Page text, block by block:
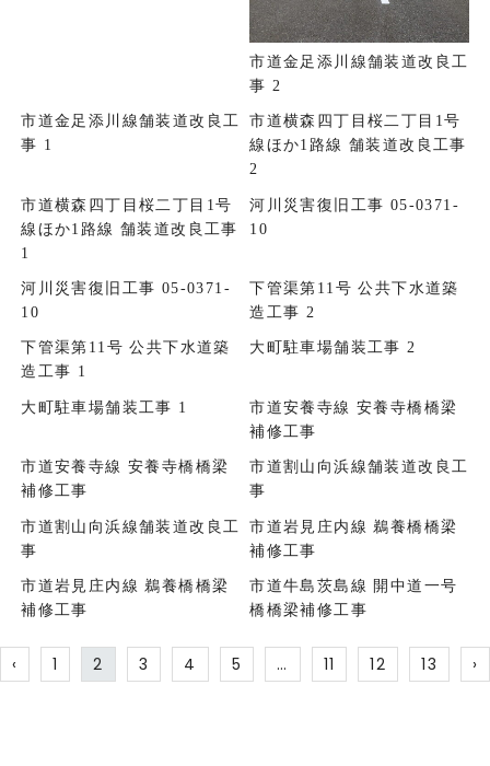
市道金足添川線舗装道改良工
事 2
市道金足添川線舗装道改良工
事 1
市道横森四丁目桜二丁目1号
線ほか1路線 舗装道改良工事
2
市道横森四丁目桜二丁目1号
線ほか1路線 舗装道改良工事
1
河川災害復旧工事 05-0371-
10
河川災害復旧工事 05-0371-
10
下管渠第11号 公共下水道築
造工事 2
下管渠第11号 公共下水道築
造工事 1
大町駐車場舗装工事 2
大町駐車場舗装工事 1
市道安養寺線 安養寺橋橋梁
補修工事
市道安養寺線 安養寺橋橋梁
補修工事
市道割山向浜線舗装道改良工
事
市道割山向浜線舗装道改良工
事
市道岩見庄内線 鵜養橋橋梁
補修工事
市道岩見庄内線 鵜養橋橋梁
補修工事
市道牛島茨島線 開中道一号
橋橋梁補修工事
‹ 1 2 3 4 5 … 11 12 13 ›